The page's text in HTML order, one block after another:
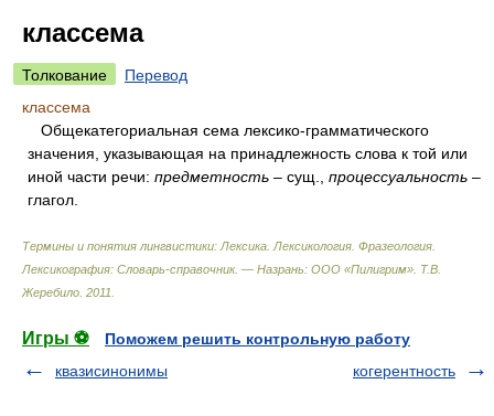
классема
Толкование
Перевод
классема
Общекатегориальная сема лексико-грамматического
значения, указывающая на принадлежность слова к той или
иной части речи: предметность – сущ., процессуальность –
глагол.
Термины и понятия лингвистики: Лексика. Лексикология. Фразеология.
Лексикография: Словарь-справочник. — Назрань: ООО «Пилигрим» Т.В.
Жеребило 2011
Игры ⚽
Поможем решить контрольную работу
квазисинонимы
когерентность